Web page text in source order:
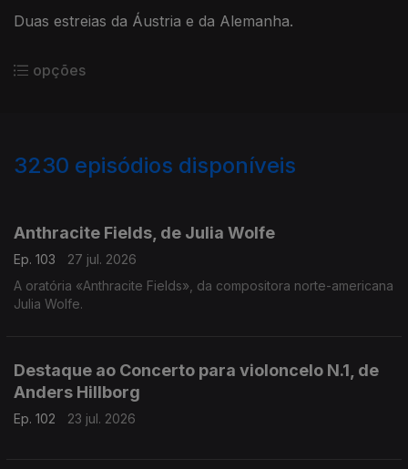
Duas estreias da Áustria e da Alemanha.
opções
3230 episódios disponíveis
Anthracite Fields, de Julia Wolfe
Ep. 103
27 jul. 2026
A oratória «Anthracite Fields», da compositora norte-americana
Julia Wolfe.
Destaque ao Concerto para violoncelo N.1, de
Anders Hillborg
Ep. 102 23 jul. 2026